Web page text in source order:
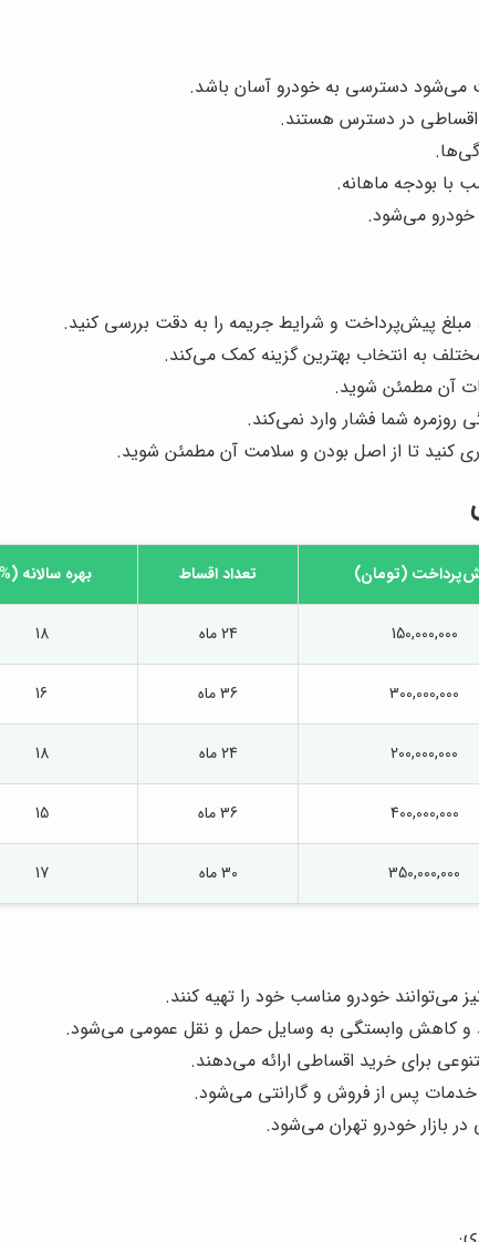
می‌شود دسترسی به خودرو آسان باشد.
اقساطی در دسترس هستند.
با بودجه ماهانه.
خودرو می‌شود.
مبلغ پیش‌پرداخت و شرایط جریمه را به دقت بررسی کنید.
به انتخاب بهترین گزینه کمک می‌کند.
آن مطمئن شوید.
شما فشار وارد نمی‌کند.
کنید تا از اصل بودن و سلامت آن مطمئن شوید.
(تومان) تعداد اقساط بهره سالانه
150,000,000 24 ماه 18
300,000,000 36 ماه 16
200,000,000 24 ماه 18
400,000,000 36 ماه 15
350,000,000 30 ماه 17
می‌توانند خودرو مناسب خود را تهیه کنند.
و کاهش وابستگی به وسایل حمل و نقل عمومی می‌شود.
برای خرید اقساطی ارائه می‌دهند.
خدمات پس از فروش و گارانتی می‌شود.
بازار خودرو تهران می‌شود.